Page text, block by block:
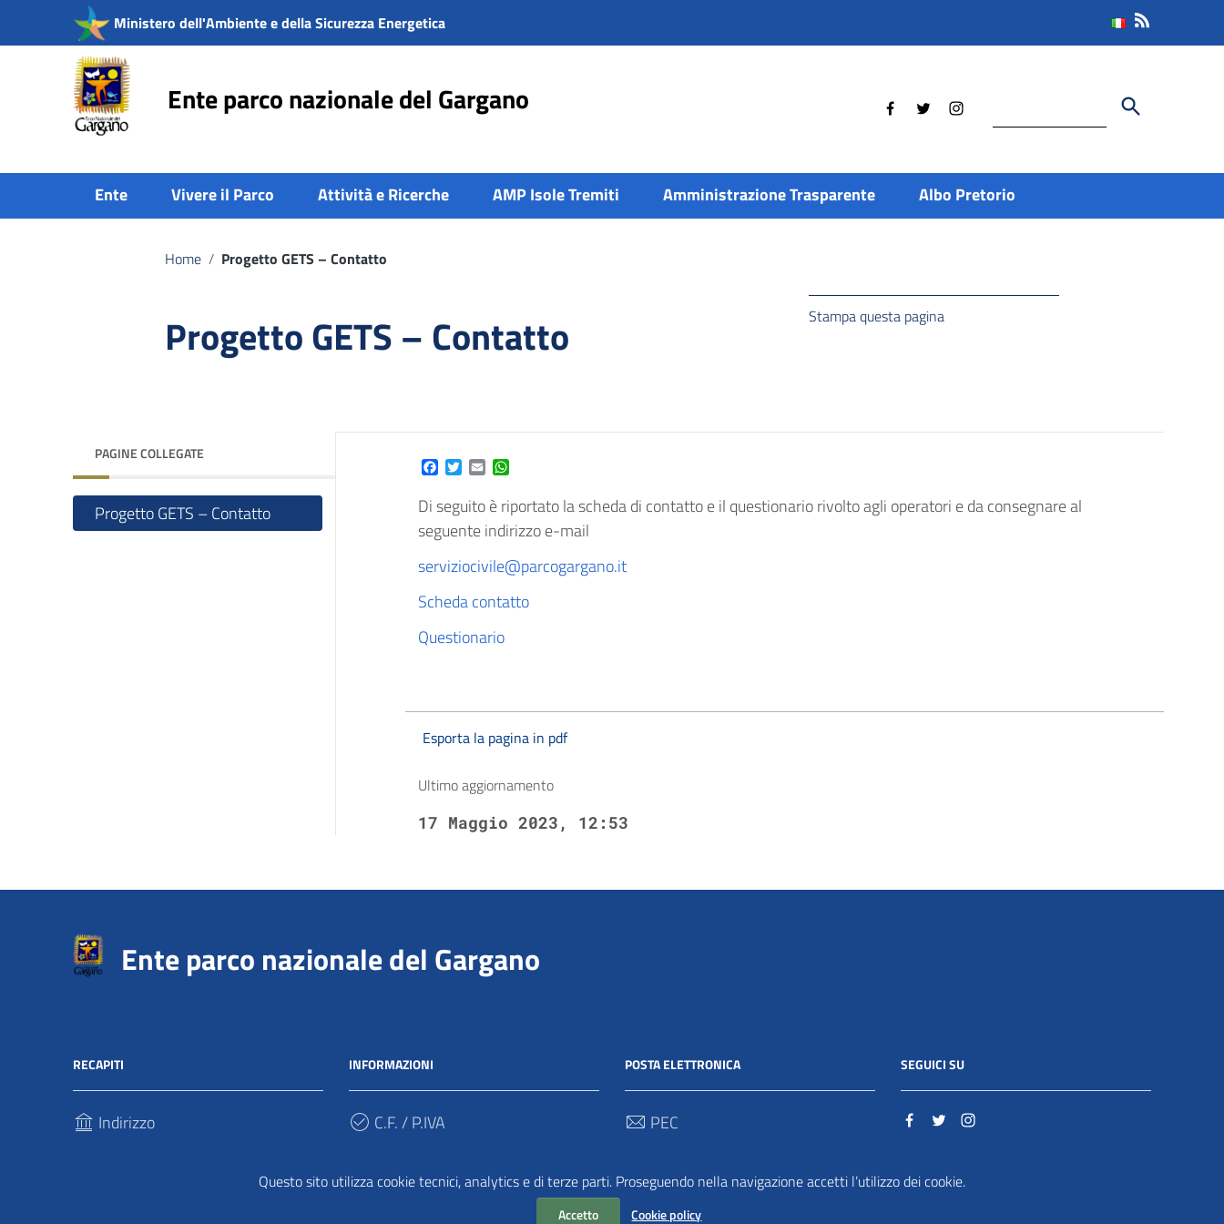
Questo sito utilizza cookie tecnici, analytics e di terze parti. Proseguendo nella navigazione accetti l’utilizzo dei cookie.
Accetto Cookie policy
Vai ai contenuti
Vai al menu di navigazione
Vai al footer
Ministero dell'Ambiente e della Sicurezza Energetica
Ente parco nazionale del Gargano Cerca
Ente Vivere il Parco Attività e Ricerche AMP Isole Tremiti Amministrazione Trasparente Albo Pretorio
Home / Progetto GETS – Contatto
Progetto GETS – Contatto Stampa questa pagina
PAGINE COLLEGATE
Progetto GETS – Contatto
Facebook
Twitter
EmailWhatsApp
Di seguito è riportato la scheda di contatto e il questionario rivolto agli operatori e da consegnare al
seguente indirizzo e-mail
serviziocivile@parcogargano.it
Scheda contatto
Questionario
Esporta la pagina in pdf
Ultimo aggiornamento
17 Maggio 2023, 12:53
Ente parco nazionale del Gargano
RECAPITI
Indirizzo
71037, Monte Sant'Angelo (Fg)
INFORMAZIONI
C.F. / P.IVA
Cod. Univoco
POSTA ELETTRONICA
PEC
TRASPARENZA
SEGUICI SU